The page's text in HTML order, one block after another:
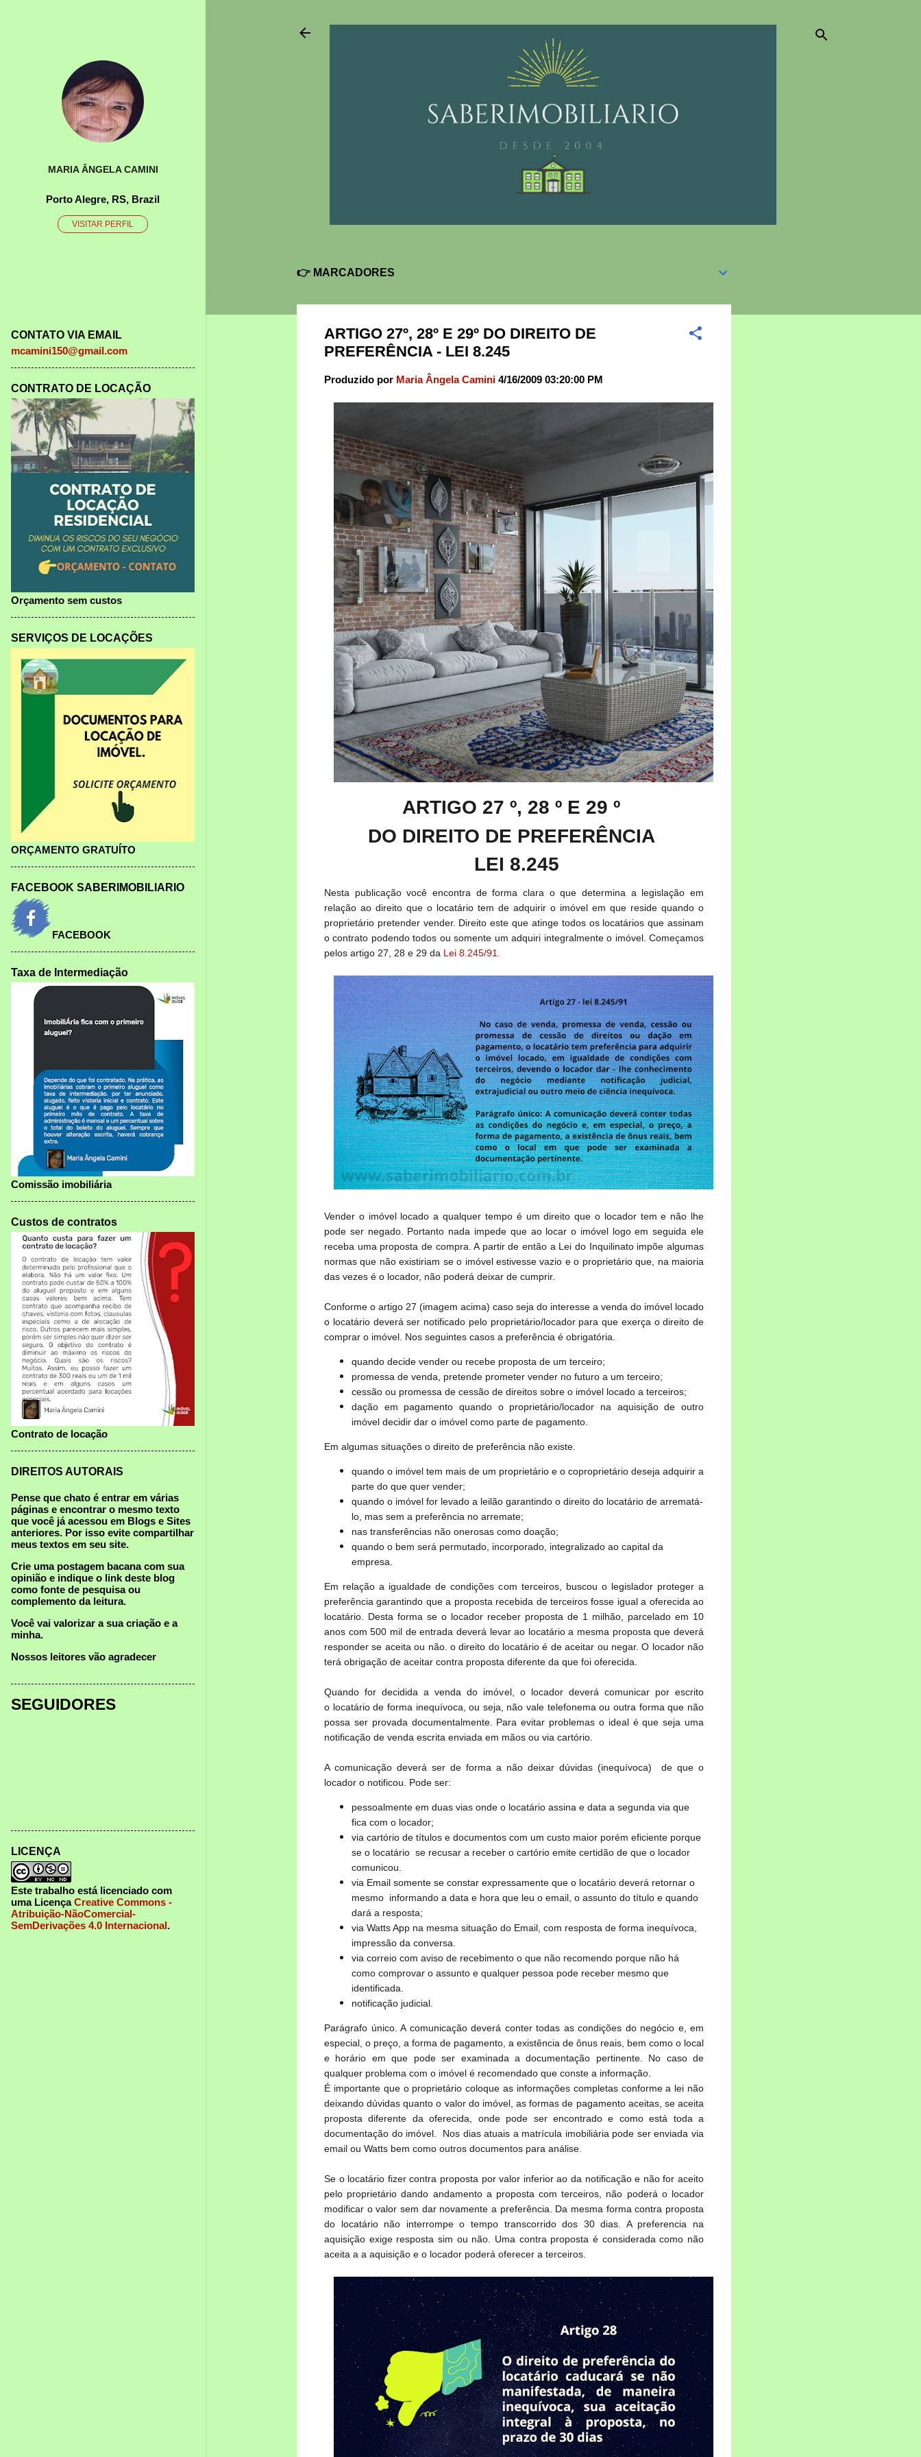
👉 MARCADORES
ARTIGO 27º, 28º E 29º DO DIREITO DE
PREFERÊNCIA - LEI 8.245
Produzido por Maria Ângela Camini 4/16/2009 03:20:00 PM
ARTIGO 27 º, 28 º E 29 º
DO DIREITO DE PREFERÊNCIA
LEI 8.245
Nesta publicação você encontra de forma clara o que determina a legislação em
relação ao direito que o locatário tem de adquirir o imóvel em que reside quando o
proprietário pretender vender. Direito este que atinge todos os locatários que assinam
o contrato podendo todos ou somente um adquiri integralmente o imóvel. Começamos
pelos artigo 27, 28 e 29 da Lei 8.245/91.
Vender o imóvel locado a qualquer tempo é um direito que o locador tem e não lhe
pode ser negado. Portanto nada impede que ao locar o imóvel logo em seguida ele
receba uma proposta de compra. A partir de então a Lei do Inquilinato impõe algumas
normas que não existiriam se o imóvel estivesse vazio e o proprietário que, na maioria
das vezes é o locador, não poderá deixar de cumprir.
Conforme o artigo 27 (imagem acima) caso seja do interesse a venda do imóvel locado
o locatário deverá ser notificado pelo proprietário/locador para que exerça o direito de
comprar o imóvel. Nos seguintes casos a preferência é obrigatória.
quando decide vender ou recebe proposta de um terceiro;
promessa de venda, pretende prometer vender no futuro a um terceiro;
cessão ou promessa de cessão de direitos sobre o imóvel locado a terceiros;
dação em pagamento quando o proprietário/locador na aquisição de outro
imóvel decidir dar o imóvel como parte de pagamento.
Em algumas situações o direito de preferência não existe.
quando o imóvel tem mais de um proprietário e o coproprietário deseja adquirir a
parte do que quer vender;
quando o imóvel for levado a leilão garantindo o direito do locatário de arrematá-
lo, mas sem a preferência no arremate;
nas transferências não onerosas como doação;
quando o bem será permutado, incorporado, integralizado ao capital da
empresa.
Em relação a igualdade de condições com terceiros, buscou o legislador proteger a
preferência garantindo que a proposta recebida de terceiros fosse igual a oferecida ao
locatário. Desta forma se o locador receber proposta de 1 milhão, parcelado em 10
anos com 500 mil de entrada deverá levar ao locatário a mesma proposta que deverá
responder se aceita ou não. o direito do locatário é de aceitar ou negar. O locador não
terá obrigação de aceitar contra proposta diferente da que foi oferecida.
Quando for decidida a venda do imóvel, o locador deverá comunicar por escrito
o locatário de forma inequívoca, ou seja, não vale telefonema ou outra forma que não
possa ser provada documentalmente. Para evitar problemas o ideal é que seja uma
notificação de venda escrita enviada em mãos ou via cartório.
A comunicação deverá ser de forma a não deixar dúvidas (inequívoca) de que o
locador o notificou. Pode ser:
pessoalmente em duas vias onde o locatário assina e data a segunda via que
fica com o locador;
via cartório de títulos e documentos com um custo maior porém eficiente porque
se o locatário se recusar a receber o cartório emite certidão de que o locador
comunicou.
via Email somente se constar expressamente que o locatário deverá retornar o
mesmo informando a data e hora que leu o email, o assunto do título e quando
dará a resposta;
via Watts App na mesma situação do Email, com resposta de forma inequívoca,
impressão da conversa.
via correio com aviso de recebimento o que não recomendo porque não há
como comprovar o assunto e qualquer pessoa pode receber mesmo que
identificada.
notificação judicial.
Parágrafo único. A comunicação deverá conter todas as condições do negócio e, em
especial, o preço, a forma de pagamento, a existência de ônus reais, bem como o local
e horário em que pode ser examinada a documentação pertinente. No caso de
qualquer problema com o imóvel é recomendado que conste a informação.
É importante que o proprietário coloque as informações completas conforme a lei não
deixando dúvidas quanto o valor do imóvel, as formas de pagamento aceitas, se aceita
proposta diferente da oferecida, onde pode ser encontrado e como está toda a
documentação do imóvel. Nos dias atuais a matrícula imobiliária pode ser enviada via
email ou Watts bem como outros documentos para análise.
Se o locatário fizer contra proposta por valor inferior ao da notificação e não for aceito
pelo proprietário dando andamento a proposta com terceiros, não poderá o locador
modificar o valor sem dar novamente a preferência. Da mesma forma contra proposta
do locatário não interrompe o tempo transcorrido dos 30 dias. A preferencia na
aquisição exige resposta sim ou não. Uma contra proposta é considerada como não
aceita a a aquisição e o locador poderá oferecer a terceiros.
MARIA ÂNGELA CAMINI
Porto Alegre, RS, Brazil
VISITAR PERFIL
CONTATO VIA EMAIL
mcamini150@gmail.com
CONTRATO DE LOCAÇÃO
Orçamento sem custos
SERVIÇOS DE LOCAÇÕES
ORÇAMENTO GRATUÍTO
FACEBOOK SABERIMOBILIARIO
FACEBOOK
Taxa de Intermediação
Comissão imobiliária
Custos de contratos
Contrato de locação
DIREITOS AUTORAIS
Pense que chato é entrar em várias
páginas e encontrar o mesmo texto
que você já acessou em Blogs e Sites
anteriores. Por isso evite compartilhar
meus textos em seu site.
Crie uma postagem bacana com sua
opinião e indique o link deste blog
como fonte de pesquisa ou
complemento da leitura.
Você vai valorizar a sua criação e a
minha.
Nossos leitores vão agradecer
SEGUIDORES
LICENÇA
Este trabalho está licenciado com
uma LicençaCreative Commons -
Atribuição-NãoComercial-
SemDerivações 4.0 Internacional.